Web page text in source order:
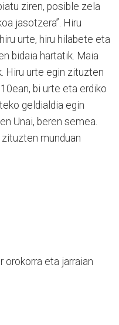
ziren, posible zela
jasotzera”. Hiru
urte, hiru hilabete eta
bidaia hartatik. Maia
Hiru urte egin zituzten
bi urte eta erdiko
geldialdia egin
Unai, beren semea.
munduan
orokorra eta jarraian